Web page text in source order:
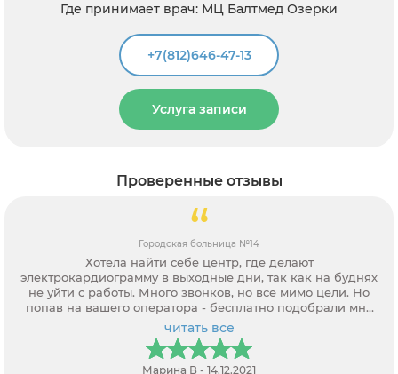
Где принимает врач: МЦ Балтмед Озерки
+7(812)646-47-13
Услуга записи
Проверенные отзывы
Городская больница №14
Хотела найти себе центр, где делают
электрокардиограмму в выходные дни, так как на буднях
не уйти с работы. Много звонков, но все мимо цели. Но
попав на вашего оператора - бесплатно подобрали мне
клинику и записали на обследование. Прислали смс с
адресом и накануне напомнили про запись.
читать все
Марина В - 14.12.2021